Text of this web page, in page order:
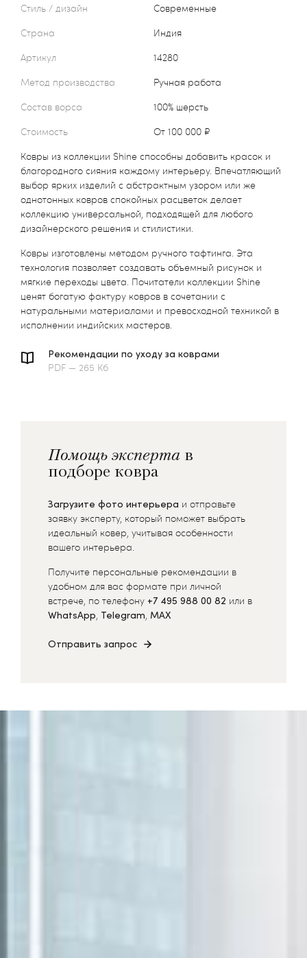
Стиль / дизайн
Современные
Страна
Индия
Артикул
14280
Метод производства
Ручная работа
Состав ворса
100% шерсть
Стоимость
от 100 000 ₽
Ковры из коллекции Shine способны добавить красок и
благородного сияния каждому интерьеру. Впечатляющий
выбор ярких изделий с абстрактным узором или же
однотонных ковров спокойных расцветок делает
коллекцию универсальной, подходящей для любого
дизайнерского решения и стилистики.
Ковры изготовлены методом ручного тафтинга. Эта
технология позволяет создавать объемный рисунок и
мягкие переходы цвета. Почитатели коллекции Shine
ценят богатую фактуру ковров в сочетании с
натуральными материалами и превосходной техникой в
исполнении индийских мастеров.
Рекомендации по уходу за коврами
PDF — 265 Кб
Помощь эксперта в
подборе ковра
Загрузите фото интерьера и отправьте
заявку эксперту, который поможет выбрать
идеальный ковер, учитывая особенности
вашего интерьера.
Получите персональные рекомендации в
удобном для вас формате при личной
встрече, по телефону +7 495 988 00 82 или в
WhatsApp, Telegram, MAX
Отправить запрос